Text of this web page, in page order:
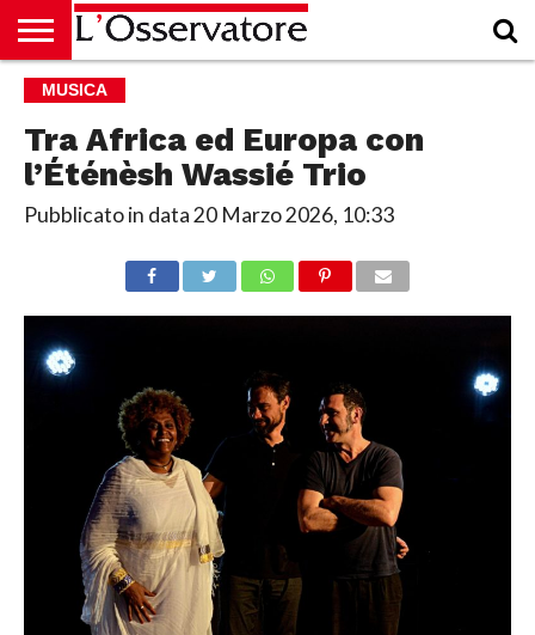
HOME
CULTURA
ECONOMIA
RUBRICHE
ARCHIVIO
PODCAST
ABBONAMENTO
CHI
ACCEDI
MUSICA
Tra Africa ed Europa con
l’Éténèsh Wassié Trio
Pubblicato in data20 Marzo 2026, 10:33